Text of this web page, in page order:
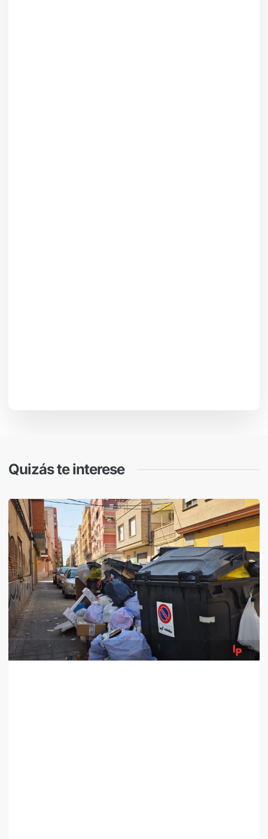
Quizás te interese